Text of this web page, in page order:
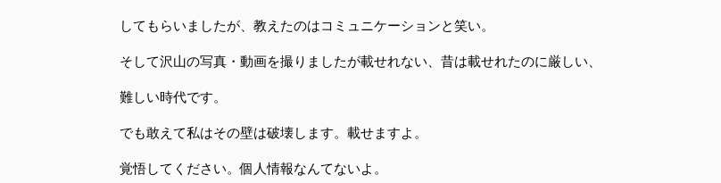
してもらいましたが、教えたのはコミュニケーションと笑い。
そして沢山の写真・動画を撮りましたが載せれない、昔は載せれたのに厳しい、
難しい時代です。
でも敢えて私はその壁は破壊します。載せますよ。
覚悟してください。個人情報なんてないよ。